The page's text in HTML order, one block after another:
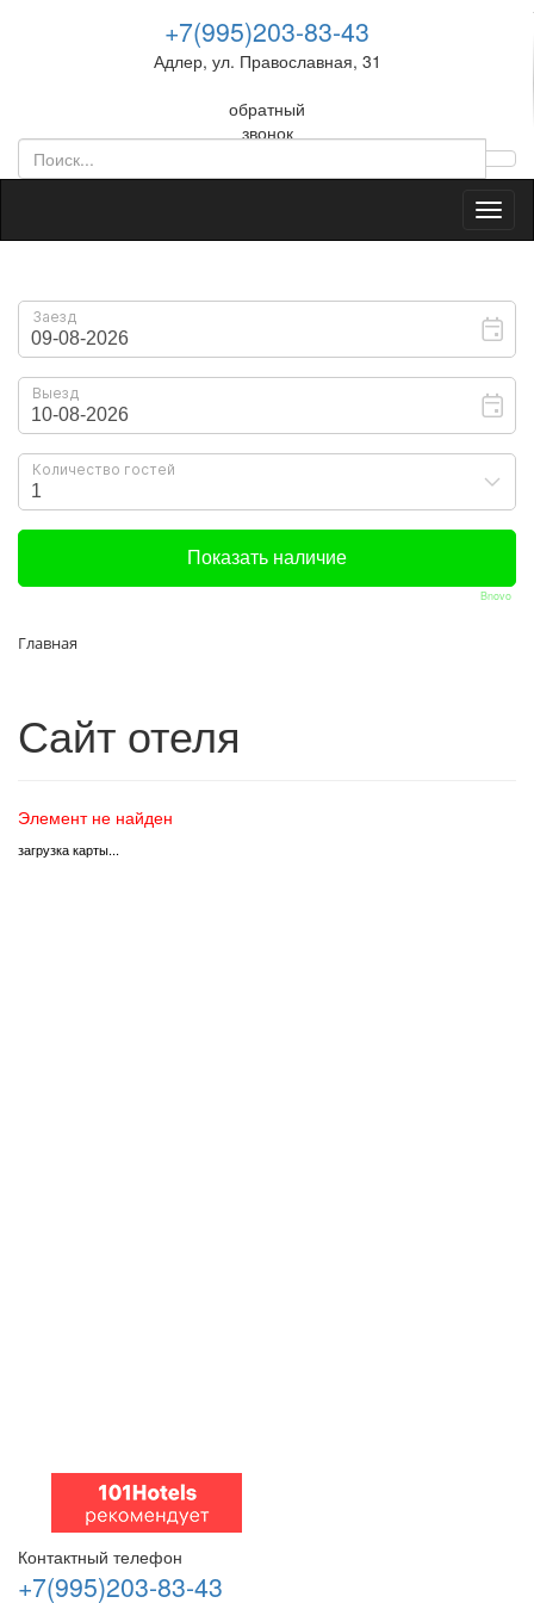
+7(995)203-83-43
Адлер, ул. Православная, 31
обратный
звонок
Bnovo
Главная
Сайт отеля
Элемент не найден
загрузка карты...
Контактный телефон
+7(995)203-83-43